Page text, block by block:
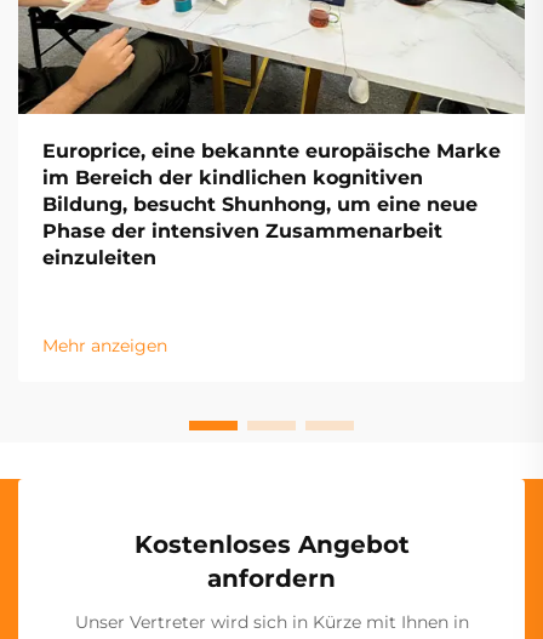
Europrice, eine bekannte europäische Marke
im Bereich der kindlichen kognitiven
Bildung, besucht Shunhong, um eine neue
Phase der intensiven Zusammenarbeit
einzuleiten
Mehr anzeigen
Kostenloses Angebot
anfordern
Unser Vertreter wird sich in Kürze mit Ihnen in